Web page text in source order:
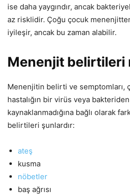
ise daha yaygındır, ancak
az risklidir. Çoğu çocuk
iyileşir, ancak bu zaman alabilir.
Menenjit belirtileri
Menenjitin belirti ve semptomları,
hastalığın bir virüs veya
kaynaklanmadığına bağlı olarak
belirtileri şunlardır:
ateş
kusma
nöbetler
baş ağrısı